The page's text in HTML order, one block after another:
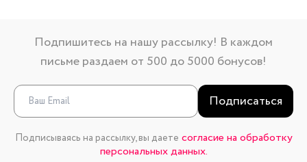
Подпишитесь на нашу рассылку! В каждом
письме раздаем от 500 до 5000 бонусов!
Подписаться
Подписываясь на рассылку, вы даете согласие на обработку
персональных данных.